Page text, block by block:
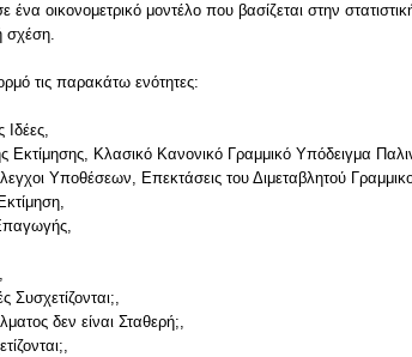
οικονομετρικό μοντέλο που βασίζεται στην
σχέση.
τις παρακάτω ενότητες:
Κλασικό Κανονικό Γραμμικό Υπόδειγμα
Υποθέσεων, Επεκτάσεις του Διμεταβλητού
Συσχετίζονται;,
δεν είναι Σταθερή;,